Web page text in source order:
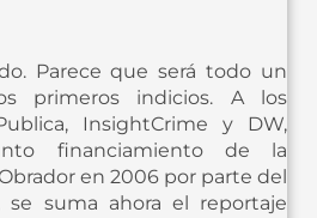
Parece que será todo un
primeros indicios. A los
InsightCrime y DW,
financiamiento de la
en 2006 por parte del
se suma ahora el reportaje